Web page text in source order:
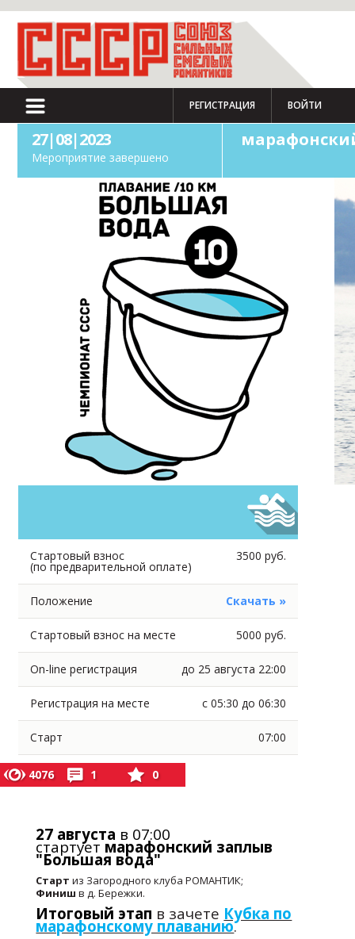
РЕГИСТРАЦИЯ ВОЙТИ
27|08|2023
Мероприятие завершено
Стартовый взнос
(по предварительной оплате)
3500 руб.
Положение Скачать »
Стартовый взнос на месте 5000 руб.
On-line регистрация до 25 августа 22:00
Регистрация на месте с 05:30 до 06:30
Старт 07:00
4076 1 0
27 августа в 07:00
стартуетмарафонский заплыв
"Большая вода"
Стартиз Загородного клуба РОМАНТИК;
Финиш в д. Бережки.
Итоговый этап в зачете Кубка по
марафонскому плаванию.